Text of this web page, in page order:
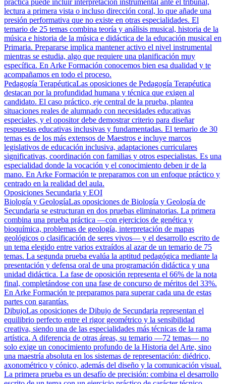
práctica puede incluir interpretación instrumental ante el tribunal,
lectura a primera vista o incluso dirección coral, lo que añade una
presión performativa que no existe en otras especialidades. El
temario de 25 temas combina teoría y análisis musical, historia de la
música e historia de la música e didáctica de la educación musical en
Primaria. Prepararse implica mantener activo el nivel instrumental
mientras se estudia, algo que requiere una planificación muy
específica. En Arke Formación conocemos bien esa dualidad y te
acompañamos en todo el proceso.
Pedagogía TerapéuticaLas oposiciones de Pedagogía Terapéutica
destacan por la profundidad humana y técnica que exigen al
candidato. El caso práctico, eje central de la prueba, plantea
situaciones reales de alumnado con necesidades educativas
especiales, y el opositor debe demostrar criterio para diseñar
respuestas educativas inclusivas y fundamentadas. El temario de 30
temas es de los más extensos de Maestros e incluye marcos
legislativos de educación inclusiva, adaptaciones curriculares
significativas, coordinación con familias y otros especialistas. Es una
especialidad donde la vocación y el conocimiento deben ir de la
mano. En Arke Formación te preparamos con un enfoque práctico y
centrado en la realidad del aula.
Oposiciones Secundaria y EOI
Biología y GeologíaLas oposiciones de Biología y Geología de
Secundaria se estructuran en dos pruebas eliminatorias. La primera
combina una prueba práctica —con ejercicios de genética y
bioquímica, problemas de geología, interpretación de mapas
geológicos o clasificación de seres vivos— y el desarrollo escrito de
un tema elegido entre varios extraídos al azar de un temario de 75
temas. La segunda prueba evalúa la aptitud pedagógica mediante la
presentación y defensa oral de una programación didáctica y una
unidad didáctica. La fase de oposición representa el 66% de la nota
final, completándose con una fase de concurso de méritos del 33%.
En Arke Formación te preparamos para superar cada una de estas
partes con garantías.
DibujoLas oposiciones de Dibujo de Secundaria representan el
equilibrio perfecto entre el rigor geométrico y la sensibilidad
creativa, siendo una de las especialidades más técnicas de la rama
artística. A diferencia de otras áreas, su temario —72 temas— no
solo exige un conocimiento profundo de la Historia del Arte, sino
una maestría absoluta en los sistemas de representación: diédrico,
axonométrico y cónico, además del diseño y la comunicación visual.
La primera prueba es un desafío de precisión: combina el desarrollo